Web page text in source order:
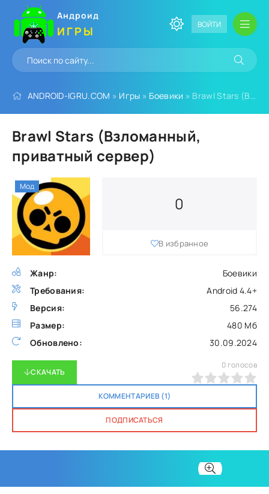
Андроид
ИГРЫ ВОЙТИ
ANDROID-IGRU.COM » Игры » Боевики » Brawl Stars (Взломанный, приватный сервер)
Brawl Stars (Взломанный,
приватный сервер)
Жанр:
Боевики
Требования:
Android 4.4+
Версия:
56.274
Размер:
480 Мб
Обновлено:
30.09.2024
0
В избранное
СКАЧАТЬ
КОММЕНТАРИЕВ (1)
ПОДПИСАТЬСЯ
0 голосов
Мод